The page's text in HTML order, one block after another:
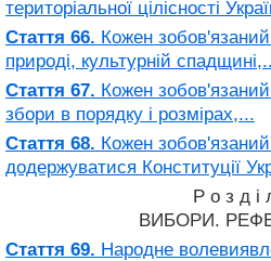
територіальної цілісності
Стаття 66. Кожен
природі, культурній
Стаття 67. Кожен
збори в порядку і розмірах,...
Стаття 68. Кожен
додержуватися Конституції
Р о з д і
ВИБОРИ.
Стаття 69. Народне